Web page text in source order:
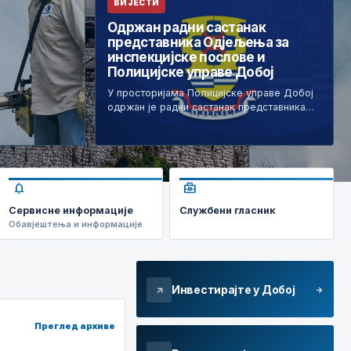
ВИЈЕСТИ
Одржан радни састанак
представника Одјељења за
инспекцијске послове и
Полицијске управе Добој
У просторијама Полицијске управе Добој
одржан је радни састанак представника…
notifications
Сервисне информације
Обавјештења и информације
business_center
Службени гласник
Преглед архиве
arrow_outward Инвестирајте у Добој arrow_forward